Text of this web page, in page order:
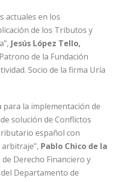
actuales en los
de los Tributos y
Jesús López Tello,
de la Fundación
Socio de la firma Uría
para la implementación de
solución de Conflictos
español con
Pablo Chico de la
Derecho Financiero y
Departamento de